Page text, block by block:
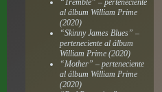
“Tremble” – perteneciente
al álbum William Prime
(2020)
“Skinny James Blues” –
perteneciente al álbum
William Prime(2020)
“Mother” – perteneciente
al álbum William Prime
(2020)